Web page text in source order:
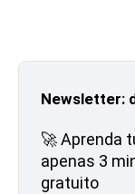
Newsletter:
🚀 Aprenda
apenas 3
gratuito